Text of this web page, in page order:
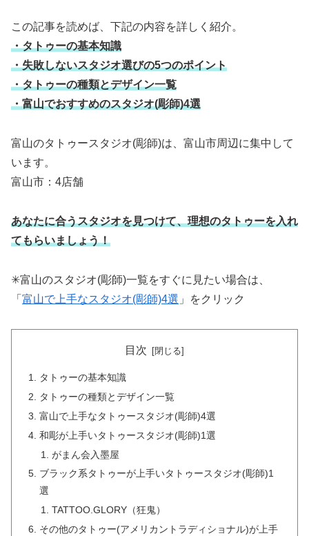
この記事を読めば、下記の内容を詳しく紹介。
・タトゥーの基本知識
・失敗しないスタジオ選びの5つのポイント
・タトゥーの種類とデザイン一覧
・富山でおすすめのスタジオ(彫師)4選
富山のタトゥースタジオ(彫師)は、富山市周辺に集中して
います。
富山市：4店舗
あなたに合うスタジオを見つけて、理想のタトゥーを入れ
てもらいましょう！
✳︎富山のスタジオ(彫師)一覧をすぐに見たい場合は、
「 富山で上手なスタジオ(彫師)4選 」をクリック
目次
タトゥーの基本知識
タトゥーの種類とデザイン一覧
富山で上手なタトゥースタジオ(彫師)4選
和彫が上手いタトゥースタジオ(彫師)1選
がまん会入墨屋
ブラック系タトゥーが上手いタトゥースタジオ(彫師)1
選
TATTOO.GLORY（狂鬼）
その他のタトゥー(アメリカントラディショナル)が上手